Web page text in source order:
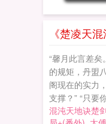
《楚凌天
“馨月此言差
的规矩，丹盟
阁现在的实力
支撑？” “只要
混沌天地诀楚